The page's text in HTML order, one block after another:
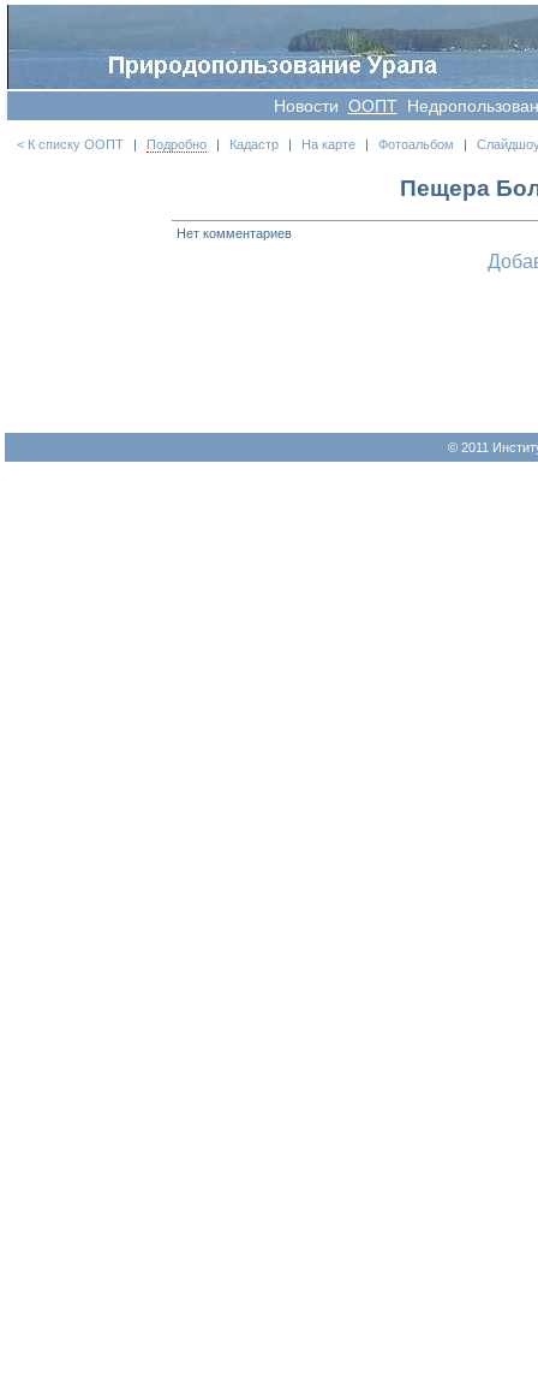
Новости OOПT
< К списку ООПТ | Подробно | Кадастр | На карте | Фотоальбом |
Пещера
Нет комментариев
© 2011